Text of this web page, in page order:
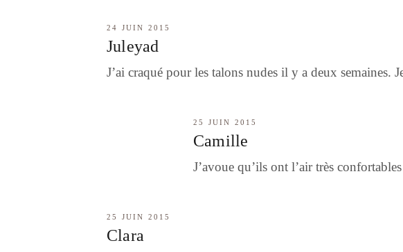
24 JUIN 2015
Juleyad
J’ai craqué pour les talons nudes il y a deux
25 JUIN 2015
Camille
J’avoue qu’ils ont l’air très
25 JUIN 2015
Clara